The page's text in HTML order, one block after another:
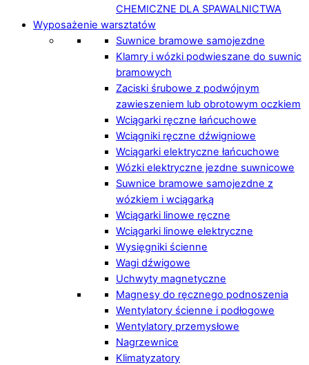
CHEMICZNE DLA SPAWALNICTWA
Wyposażenie warsztatów
Suwnice bramowe samojezdne
Klamry i wózki podwieszane do suwnic
bramowych
Zaciski śrubowe z podwójnym
zawieszeniem lub obrotowym oczkiem
Wciągarki ręczne łańcuchowe
Wciągniki ręczne dźwigniowe
Wciągarki elektryczne łańcuchowe
Wózki elektryczne jezdne suwnicowe
Suwnice bramowe samojezdne z
wózkiem i wciągarką
Wciągarki linowe ręczne
Wciągarki linowe elektryczne
Wysięgniki ścienne
Wagi dźwigowe
Uchwyty magnetyczne
Magnesy do ręcznego podnoszenia
Wentylatory ścienne i podłogowe
Wentylatory przemysłowe
Nagrzewnice
Klimatyzatory